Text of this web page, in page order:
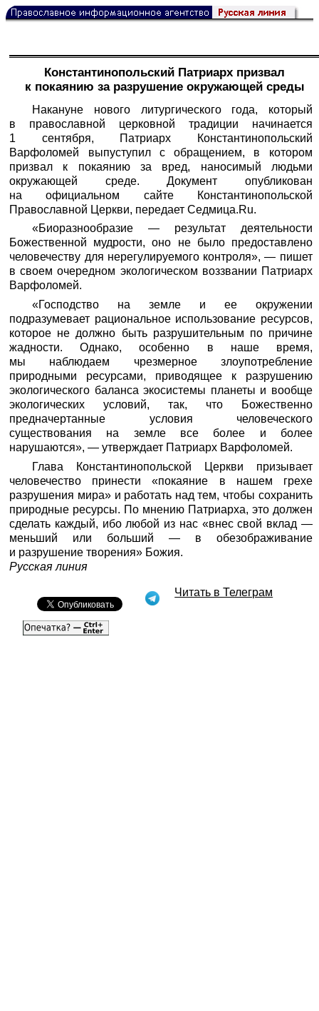
Константинопольский Патриарх призвал
к покаянию за разрушение окружающей среды
Накануне нового литургического года, который
в православной церковной традиции начинается
1 сентября, Патриарх Константинопольский
Варфоломей выпуступил с обращением, в котором
призвал к покаянию за вред, наносимый людьми
окружающей среде. Документ опубликован
на официальном сайте Константинопольской
Православной Церкви, передаетСедмица.Ru.
«Биоразнообразие — результат деятельности
Божественной мудрости, оно не было предоставлено
человечеству для нерегулируемого контроля», — пишет
в своем очередном экологическом воззвании Патриарх
Варфоломей.
«Господство на земле и ее окружении
подразумевает рациональное использование ресурсов,
которое не должно быть разрушительным по причине
жадности. Однако, особенно в наше время,
мы наблюдаем чрезмерное злоупотребление
природными ресурсами, приводящее к разрушению
экологического баланса экосистемы планеты и вообще
экологических условий, так, что Божественно
предначертанные условия человеческого
существования на земле все более и более
нарушаются», — утверждает Патриарх Варфоломей.
Глава Константинопольской Церкви призывает
человечество принести «покаяние в нашем грехе
разрушения мира» и работать над тем, чтобы сохранить
природные ресурсы. По мнению Патриарха, это должен
сделать каждый, ибо любой из нас «внес свой вклад —
меньший или больший — в обезображивание
и разрушение творения» Божия.
Русская линия
Читать в Телеграм